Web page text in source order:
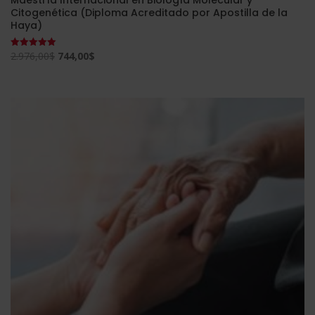
Citogenética (Diploma Acreditado por Apostilla de la
Haya)
Valorado
con
2.976,00$ El
744,00$